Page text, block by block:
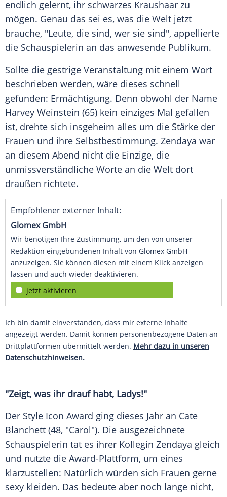
endlich gelernt, ihr schwarzes Kraushaar zu
mögen. Genau das sei es, was die Welt jetzt
brauche, "Leute, die sind, wer sie sind", appellierte
die Schauspielerin an das anwesende Publikum.
Sollte die gestrige Veranstaltung mit einem Wort
beschrieben werden, wäre dieses schnell
gefunden: Ermächtigung. Denn obwohl der Name
Harvey Weinstein (65) kein einziges Mal gefallen
ist, drehte sich insgeheim alles um die Stärke der
Frauen und ihre Selbstbestimmung. Zendaya war
an diesem Abend nicht die Einzige, die
unmissverständliche Worte an die Welt dort
draußen richtete.
Empfohlener externer Inhalt:
Glomex GmbH
Wir benötigen Ihre Zustimmung, um den von unserer
Redaktion eingebundenen Inhalt von Glomex GmbH
anzuzeigen. Sie können diesen mit einem Klick anzeigen
lassen und auch wieder deaktivieren.
jetzt aktivieren
Ich bin damit einverstanden, dass mir externe Inhalte
angezeigt werden. Damit können personenbezogene Daten an
Drittplattformen übermittelt werden. Mehr dazu in unseren
Datenschutzhinweisen.
"Zeigt, was ihr drauf habt, Ladys!"
Der Style Icon Award ging dieses Jahr an Cate
Blanchett (48, "Carol"). Die ausgezeichnete
Schauspielerin tat es ihrer Kollegin Zendaya gleich
und nutzte die Award-Plattform, um eines
klarzustellen: Natürlich würden sich Frauen gerne
sexy kleiden. Das bedeute aber noch lange nicht,